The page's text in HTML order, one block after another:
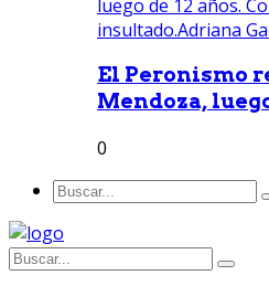
El Peronismo
Mendoza,
0